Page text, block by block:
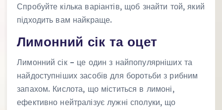
Спробуйте кілька варіантів, щоб знайти той, який
підходить вам найкраще.
Лимонний сік та оцет
Лимонний сік – це один з найпопулярніших та
найдоступніших засобів для боротьби з рибним
запахом. Кислота, що міститься в лимоні,
ефективно нейтралізує лужні сполуки, що